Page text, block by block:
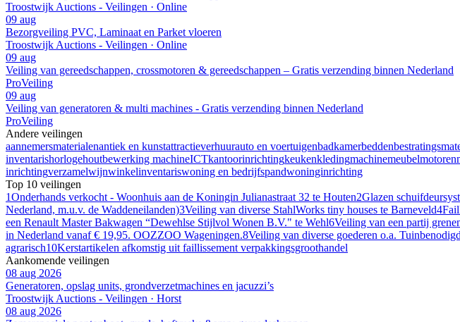
Troostwijk Auctions - Veilingen · Online
09 aug
Bezorgveiling PVC, Laminaat en Parket vloeren
Troostwijk Auctions - Veilingen · Online
09 aug
Veiling van gereedschappen, crossmotoren & gereedschappen – Gratis verzending binnen Nederland
ProVeiling
09 aug
Veiling van generatoren & multi machines - Gratis verzending binnen Nederland
ProVeiling
Andere veilingen
aannemersmaterialenantiek en kunstattractieverhuurauto en voertuigenbadkamerbedden
inventarishorlogehoutbewerking machineICTkantoorinrichtingkeukenkledingmachinemeubelmotoren
inrichtingverzamelwijnwinkelinventariswoning en bedrijfspandwoninginrichting
Top 10 veilingen
1Onderhands verkocht - Woonhuis aan de Koningin Julianastraat 32 te Houten2Glazen
Nederland, m.u.v. de Waddeneilanden)3Veiling van diverse StahlWorks tiny houses te Barneveld4
een Renault Master Bakwagen “Dewehlse Stijlvol Wonen B.V." te Wehl6Veiling van een partij
in Nederland vanaf € 19,95. OOZZOO Wageningen.8Veiling van diverse goederen o.a.
agrarisch10Kerstartikelen afkomstig uit faillissement verpakkingsgroothandel
Aankomende veilingen
08 aug 2026
Generatoren, opslag units, grondverzetmachines en jacuzzi’s
Troostwijk Auctions - Veilingen · Horst
08 aug 2026